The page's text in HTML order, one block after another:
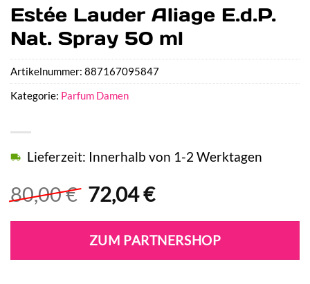
Estée Lauder Aliage E.d.P.
Nat. Spray 50 ml
80,00€ Ursprünglicher
war:
80,00 €
72,04€Aktueller
ist:
72,04 €.
Lieferzeit: Innerhalb von 1-2 Werktagen
ZUM PARTNERSHOP
Artikelnummer: 887167095847
Kategorie: Parfum Damen